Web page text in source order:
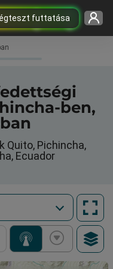
futtatása
ben,
Quito, Pichincha,
Ecuador